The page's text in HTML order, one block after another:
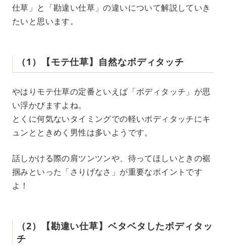
仕草」と「勘違い仕草」の違いについて解説していき
たいと思います。
（1）【モテ仕草】自然なボディタッチ
やはりモテ仕草の定番といえば「ボディタッチ」が思
い浮かびますよね。
とくに何気ないタイミングでの軽いボディタッチにキ
ュンとときめく男性は多いようです。
話しかける際の肩ツンツンや、待ってほしいときの裾
掴みといった「さりげなさ」が重要なポイントです
よ！
（2）【勘違い仕草】ベタベタしたボディタッ
チ